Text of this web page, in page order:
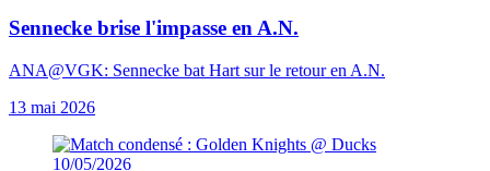
Sennecke brise l'impasse en A.N.
ANA@VGK: Sennecke bat Hart sur le retour en A.N.
13 mai 2026